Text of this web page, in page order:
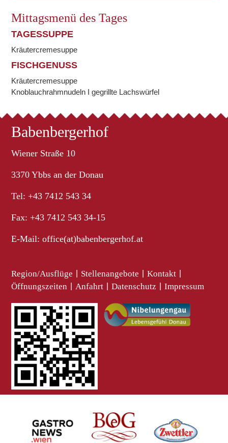
Mittagsmenü des Tages
TAGESSUPPE
Kräutercremesuppe
FISCHGENUSS
Kräutercremesuppe
Knoblauchrahmnudeln I gegrillte Lachswürfel
Babenbergerhof
Wiener Straße 10
3370 Ybbs an der Donau
Tel: +43 7412 543 34
Fax: +43 7412 543 34-15
E-Mail:office(at)babenbergerhof.at
Region/Ausflüge Stellenangebote Kontakt
Öffnungszeiten Anfahrt Datenschutz Impressum